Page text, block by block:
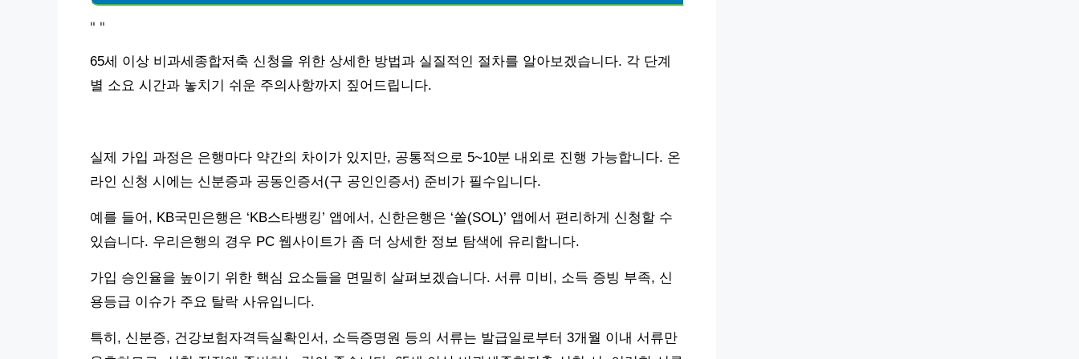
" "
65세 이상 비과세종합저축 신청을 위한 상세한 방법과 실질적인 절차를 알아보겠습니다. 각 단계
별 소요 시간과 놓치기 쉬운 주의사항까지 짚어드립니다.
실제 가입 과정은 은행마다 약간의 차이가 있지만, 공통적으로 5~10분 내외로 진행 가능합니다. 온
라인 신청 시에는 신분증과 공동인증서(구 공인인증서) 준비가 필수입니다.
예를 들어, KB국민은행은 ‘KB스타뱅킹’ 앱에서, 신한은행은 ‘쏠(SOL)’ 앱에서 편리하게 신청할 수
있습니다. 우리은행의 경우 PC 웹사이트가 좀 더 상세한 정보 탐색에 유리합니다.
가입 승인율을 높이기 위한 핵심 요소들을 면밀히 살펴보겠습니다. 서류 미비, 소득 증빙 부족, 신
용등급 이슈가 주요 탈락 사유입니다.
특히, 신분증, 건강보험자격득실확인서, 소득증명원 등의 서류는 발급일로부터 3개월 이내 서류만